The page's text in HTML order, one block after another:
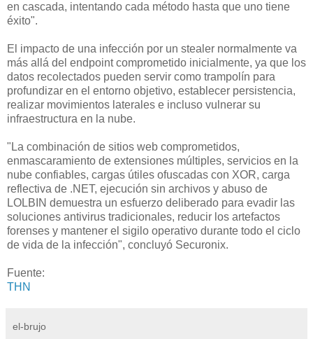
en cascada, intentando cada método hasta que uno tiene
éxito".
El impacto de una infección por un stealer normalmente va
más allá del endpoint comprometido inicialmente, ya que los
datos recolectados pueden servir como trampolín para
profundizar en el entorno objetivo, establecer persistencia,
realizar movimientos laterales e incluso vulnerar su
infraestructura en la nube.
"La combinación de sitios web comprometidos,
enmascaramiento de extensiones múltiples, servicios en la
nube confiables, cargas útiles ofuscadas con XOR, carga
reflectiva de .NET, ejecución sin archivos y abuso de
LOLBIN demuestra un esfuerzo deliberado para evadir las
soluciones antivirus tradicionales, reducir los artefactos
forenses y mantener el sigilo operativo durante todo el ciclo
de vida de la infección", concluyó Securonix.
Fuente:
THN
el-brujo